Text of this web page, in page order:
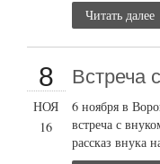
Читать далее
8
НОЯ
16
Встреча
6 ноября в
встреча с
рассказ внука